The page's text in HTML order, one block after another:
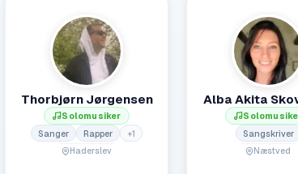
Thorbjørn Jørgensen
Solomusiker
Sanger
Rapper +1
Haderslev
Alba Akita
Sangskriver
Næstved